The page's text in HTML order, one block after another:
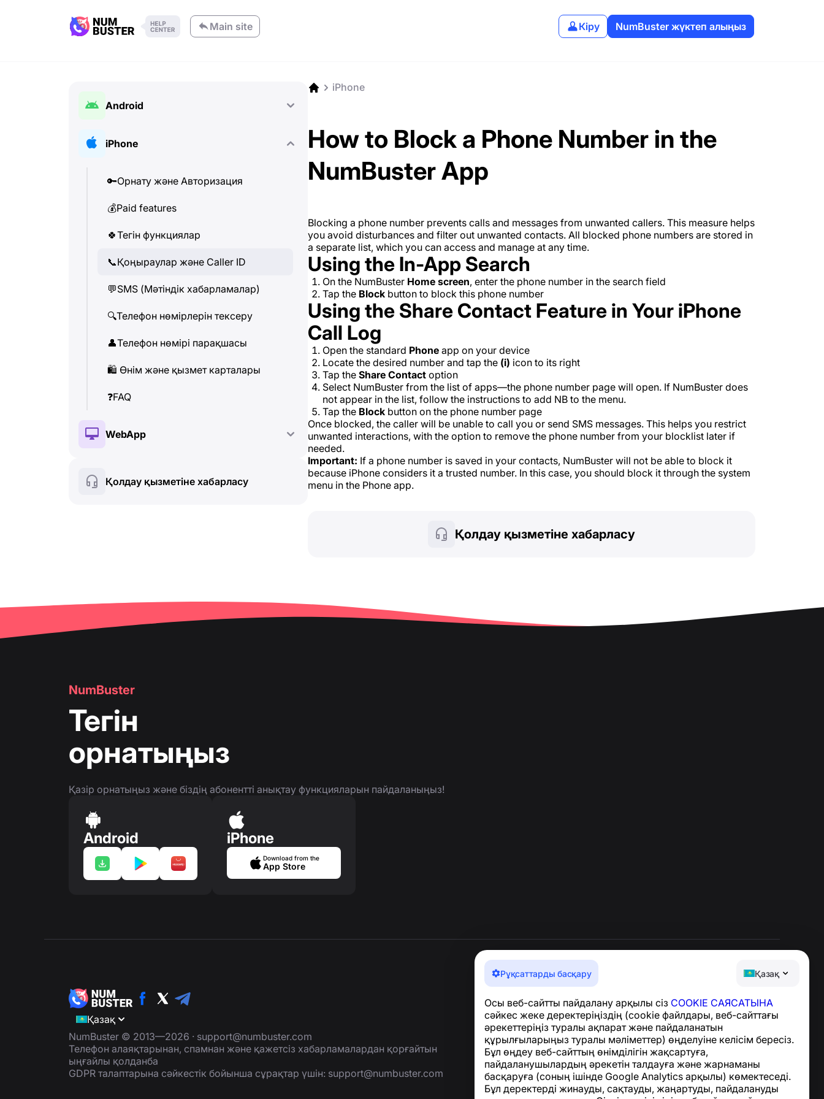
Main site Кіру NumBuster жүктеп алыңыз
Рұқсаттарды басқару Қазақ
Осы веб-сайтты пайдалану арқылы сіз COOKIE САЯСАТЫНА
сәйкес жеке деректеріңіздің (cookie файлдары, веб-сайттағы
әрекеттеріңіз туралы ақпарат және пайдаланатын
құрылғыларыңыз туралы мәліметтер) өңделуіне келісім бересіз.
Бұл өңдеу веб-сайттың өнімділігін жақсартуға,
пайдаланушылардың әрекетін талдауға және жарнаманы
басқаруға (соның ішінде Google Analytics арқылы) көмектеседі.
Бұл деректерді жинауды, сақтауды, жаңартуды, пайдалануды
Android
🔑
iPhone
🔑Орнату және Авторизация
💰Paid features
🍀Тегін функциялар
📞Қоңыраулар және Caller ID
💬SMS (Мәтіндік хабарламалар)
🔍Телефон нөмірлерін тексеру
👤Телефон нөмірі парақшасы
🛍 ️ Өнім және қызмет карталары
❓FAQ
WebApp
Қолдау қызметіне хабарласу
iPhone
How to Block a Phone Number in the
NumBuster App
Blocking a phone number prevents calls and messages from unwanted callers. This measure helps
you avoid disturbances and filter out unwanted contacts. All blocked phone numbers are stored in
a separate list, which you can access and manage at any time.
Using the In-App Search
On the NumBuster Home screen, enter the phone number in the search field
Tap the Block button to block this phone number
Using the Share Contact Feature in Your iPhone
Call Log
Open the standard Phone app on your device
Locate the desired number and tap the (i) icon to its right
Tap the Share Contact option
Select NumBuster from the list of apps—the phone number page will open. If NumBuster does
not appear in the list, follow the instructions to add NB to the menu.
Tap the Block button on the phone number page
Once blocked, the caller will be unable to call you or send SMS messages. This helps you restrict
unwanted interactions, with the option to remove the phone number from your blocklist later if
needed.
Important: If a phone number is saved in your contacts, NumBuster will not be able to block it
because iPhone considers it a trusted number. In this case, you should block it through the system
menu in the Phone app.
Қолдау қызметіне хабарласу
NumBuster
Тегін
орнатыңыз
Қазір орнатыңыз және біздің абонентті анықтау функцияларын пайдаланыңыз!
Android iPhone
Download from the
App Store
Қазақ
NumBuster © 2013—2026 · support@numbuster.com
Телефон алаяқтарынан, спамнан және қажетсіз хабарламалардан қорғайтын
ыңғайлы қолданба
GDPR талаптарына сәйкестік бойынша сұрақтар үшін: support@numbuster.com
Жаңалықтар мен
мақалалар
Жоба туралы
Байланыс